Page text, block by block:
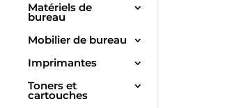
Matériels de
bureau
Mobilier de bureau
Imprimantes
Toners et
cartouches